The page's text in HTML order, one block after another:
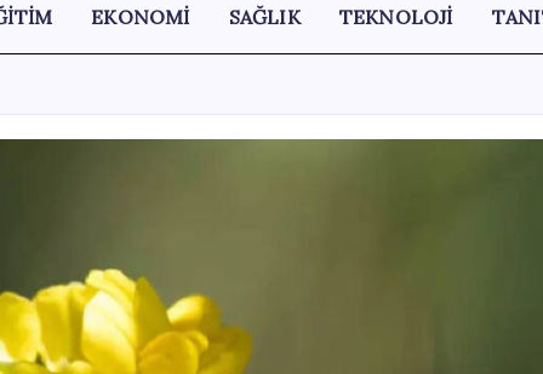
EKONOMİ SAĞLIK TEKNOLOJİ